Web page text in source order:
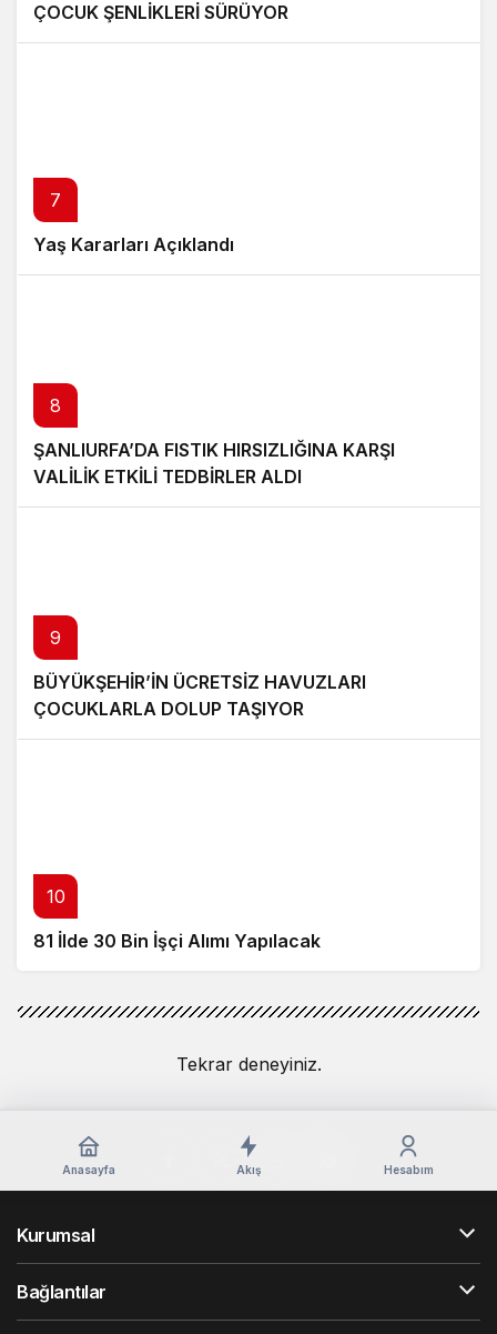
ÇOCUK ŞENLİKLERİ SÜRÜYOR
7
Yaş Kararları Açıklandı
8
ŞANLIURFA’DA FISTIK HIRSIZLIĞINA KARŞI
VALİLİK ETKİLİ TEDBİRLER ALDI
9
BÜYÜKŞEHİR’İN ÜCRETSİZ HAVUZLARI
ÇOCUKLARLA DOLUP TAŞIYOR
10
81 İlde 30 Bin İşçi Alımı Yapılacak
Tekrar deneyiniz.
Anasayfa Akış Hesabım
Kurumsal
Bağlantılar